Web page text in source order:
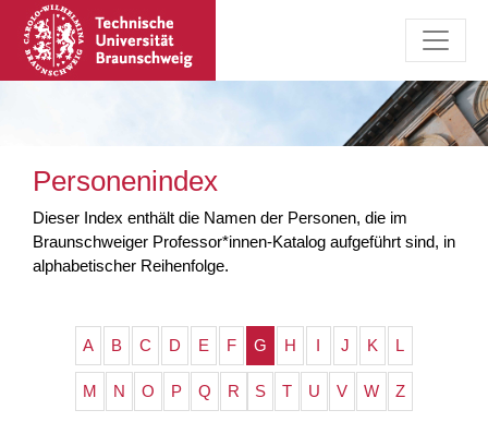
Personenindex
Dieser Index enthält die Namen der Personen, die im
Braunschweiger Professor*innen-Katalog aufgeführt sind, in
alphabetischer Reihenfolge.
A B C D E F G H I J K L
M N O P Q R S T U V W Z